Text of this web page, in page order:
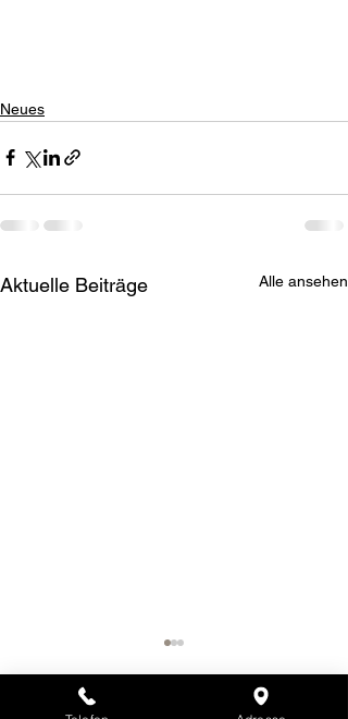
Neues
Aktuelle Beiträge Alle ansehen